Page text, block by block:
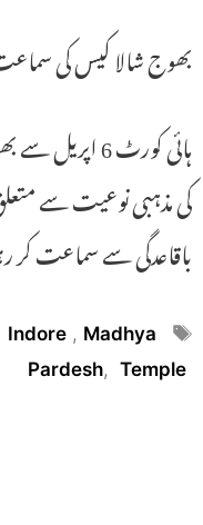
بھوج شالا کیس کی
ہائی کورٹ 6
کی مذہبی نوعیت سے
باقاعدگی سے سماعت
Tags
Indore , Madhya
Pardesh, Temple